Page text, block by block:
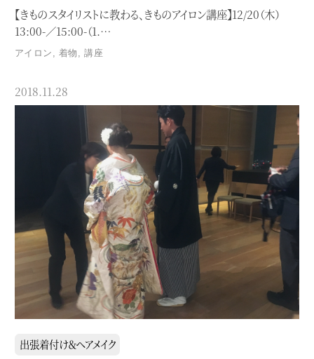
【きものスタイリストに教わる、きものアイロン講座】12/20（木）
13:00-／15:00-（1.…
アイロン 着物 講座
2018.11.28
出張着付け＆ヘアメイク